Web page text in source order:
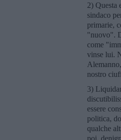
2) Questa
sindaco
primarie,
"nuovo".
come
vinse lui.
nostro
3)
essere
politica,
qualche
poi,